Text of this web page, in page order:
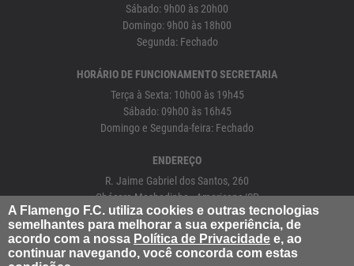
Sábado: 9h00 às 20h00
Domingo: 9h00 às 18h00
Segunda: Fechado
HORÁRIO DE FUNCIONAMENTO SECRETARIA
Terça à Sexta: 10h00 às 19h45
Sábado: 09h00 às 16h45
Domingo e Segunda-feira: Fechado
ENDEREÇO
R. Jaime Gabriel dos Santos, 260
Chácara Machadinho - Americana/SP
193471-0700
A Flamengo F.C. utiliza cookies e outras tecnologias
semelhantes para melhorar a sua experiência, de
acordo com a nossa Política de Privacidade e, ao
continuar navegando, você concorda com estas